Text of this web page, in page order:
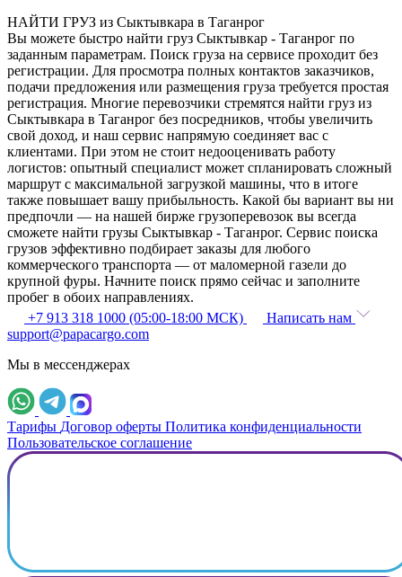
НАЙТИ ГРУЗ из Сыктывкара в Таганрог
Вы можете быстро найти груз Сыктывкар - Таганрог по
заданным параметрам. Поиск груза на сервисе проходит без
регистрации. Для просмотра полных контактов заказчиков,
подачи предложения или размещения груза требуется простая
регистрация. Многие перевозчики стремятся найти груз из
Сыктывкара в Таганрог без посредников, чтобы увеличить
свой доход, и наш сервис напрямую соединяет вас с
клиентами. При этом не стоит недооценивать работу
логистов: опытный специалист может спланировать сложный
маршрут с максимальной загрузкой машины, что в итоге
также повышает вашу прибыльность. Какой бы вариант вы ни
предпочли — на нашей бирже грузоперевозок вы всегда
сможете найти грузы Сыктывкар - Таганрог. Сервис поиска
грузов эффективно подбирает заказы для любого
коммерческого транспорта — от маломерной газели до
крупной фуры. Начните поиск прямо сейчас и заполните
пробег в обоих направлениях.
+7 913 318 1000 (05:00-18:00 МСК)
Написать нам
support@papacargo.com
Мы в мессенджерах
Тарифы Договор оферты Политика конфиденциальности
Пользовательское соглашение